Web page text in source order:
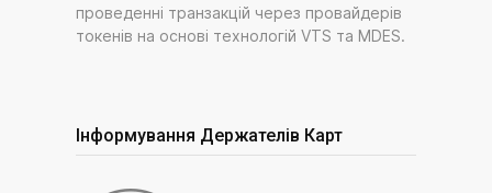
проведенні транзакцій через провайдерів
токенів на основі технологій VTS та MDES.
Інформування Держателів Карт